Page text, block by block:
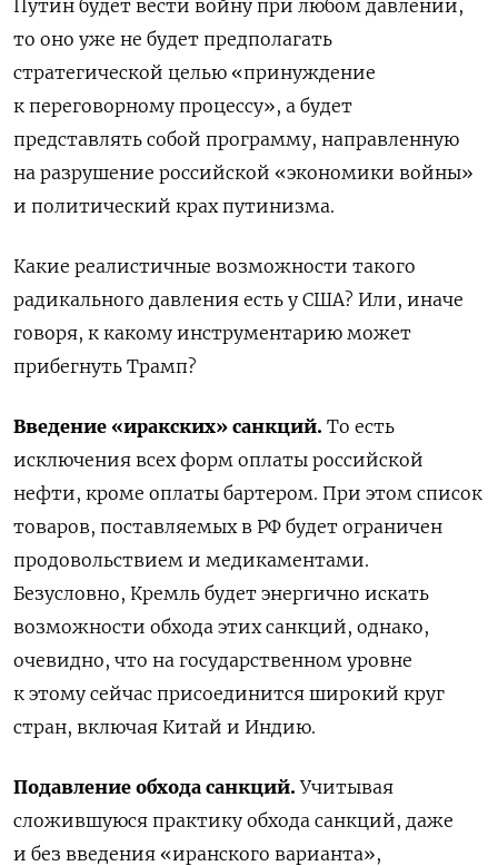
Путин будет вести войну при любом давлении,
то оно уже не будет предполагать
стратегической целью «принуждение
к переговорному процессу», а будет
представлять собой программу, направленную
на разрушение российской «экономики войны»
и политический крах путинизма.
Какие реалистичные возможности такого
радикального давления есть у США? Или, иначе
говоря, к какому инструментарию может
прибегнуть Трамп?
Введение «иракских» санкций. То есть
исключения всех форм оплаты российской
нефти, кроме оплаты бартером. При этом список
товаров, поставляемых в РФ будет ограничен
продовольствием и медикаментами.
Безусловно, Кремль будет энергично искать
возможности обхода этих санкций, однако,
очевидно, что на государственном уровне
к этому сейчас присоединится широкий круг
стран, включая Китай и Индию.
Подавление обхода санкций. Учитывая
сложившуюся практику обхода санкций, даже
и без введения «иранского варианта»,